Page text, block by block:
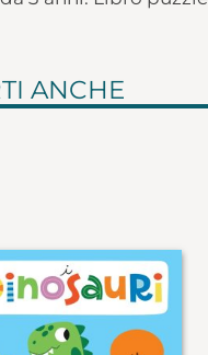
ANCHE